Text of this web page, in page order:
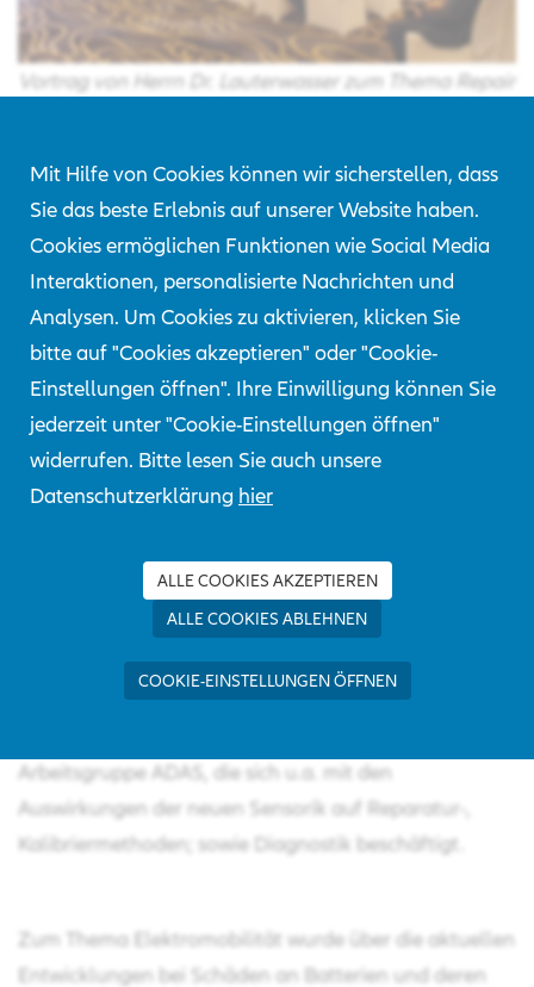
Mit Hilfe von Cookies können wir sicherstellen, dass
Sie das beste Erlebnis auf unserer Website haben.
Cookies ermöglichen Funktionen wie Social Media
Interaktionen, personalisierte Nachrichten und
Analysen. Um Cookies zu aktivieren, klicken Sie
bitte auf "Cookies akzeptieren" oder "Cookie-
Einstellungen öffnen". Ihre Einwilligung können Sie
jederzeit unter "Cookie-Einstellungen öffnen"
widerrufen. Bitte lesen Sie auch unsere
Datenschutzerklärung hier
ALLE COOKIES AKZEPTIEREN
ALLE COOKIES ABLEHNEN
COOKIE-EINSTELLUNGEN ÖFFNEN
Vortrag von Herrn Dr. Lauterwasser zum Thema Repair
Oktober 2019
Herr Dr. Lauterwasser und Herr Reinkemeyer waren als
Vertreter des AZT vor Ort. Erstmalig wurde die
Jahreskonferenz in China ausgerichtet. Laut Haimao
Jia, Präsident von CIRI (China Insurance Research
Institute of Automobile Technology), ist es eine große
Ehre, die RCAR-Mitglieder und ihre Partner in Peking
42 Experten der Forschungsinstitute der Versicherer
Schwerpunktthemen:
Arbeitsgruppe ADAS, die sich u.a. mit den
Auswirkungen der neuen Sensorik auf Reparatur-,
Kalibriermethoden; sowie Diagnostik beschäftigt.
Zum Thema Elektromobilität wurde über die aktuellen
Entwicklungen bei Schäden an Batterien und deren